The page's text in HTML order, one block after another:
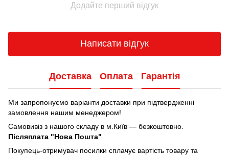
Додайте перший відгук
Написати відгук
Доставка Оплата Гарантія
Ми запропонуємо варіанти доставки при підтвердженні
замовлення нашим менеджером!
Самовивіз з нашого складу в м.Київ — безкоштовно.
Післяплата "Нова Пошта"
Покупець-отримувач посилки сплачує вартість товару та